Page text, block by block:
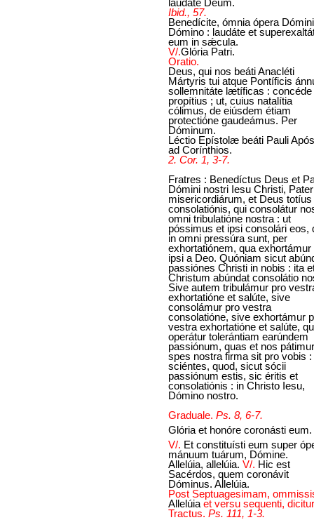
laudáte Deum.
Ibid., 57.
Benedícite, ómnia ópera
Dómino : laudáte et
eum in sǽcula.
V/.Glória Patri.
Oratio.
Deus, qui nos beáti Anacléti
Mártyris tui atque Pontíficis
sollemnitáte lætíficas : concéde
propítius ; ut, cuius natalítia
cólimus, de eiúsdem étiam
protectióne gaudeámus. Per
Dóminum.
Léctio Epístolæ beáti Pauli
ad Corínthios.
2. Cor. 1, 3-7.
Fratres : Benedíctus Deus et
Dómini nostri Iesu Christi, Pater
misericordiárum, et Deus totíus
consolatiónis, qui consolátur
omni tribulatióne nostra : ut
póssimus et ipsi consolári eos,
in omni pressúra sunt, per
exhortatiónem, qua exhortámur
ipsi a Deo. Quóniam sicut
passiónes Christi in nobis : ita
Christum abúndat consolátio
Sive autem tribulámur pro
exhortatióne et salúte, sive
consolámur pro vestra
consolatióne, sive exhortámur
vestra exhortatióne et salúte,
operátur tolerántiam earúndem
passiónum, quas et nos
spes nostra firma sit pro vobis :
sciéntes, quod, sicut sócii
passiónum estis, sic éritis et
consolatiónis : in Christo Iesu,
Dómino nostro.
Graduale. Ps. 8, 6-7.
Glória et honóre coronásti eum.
V/. Et constituísti eum super
mánuum tuárum, Dómine.
Allelúia, allelúia. V/. Hic est
Sacérdos, quem coronávit
Dóminus. Allelúia.
Post Septuagesimam,
Allelúia et versu sequenti, dicitur
Tractus. Ps. 111, 1-3.